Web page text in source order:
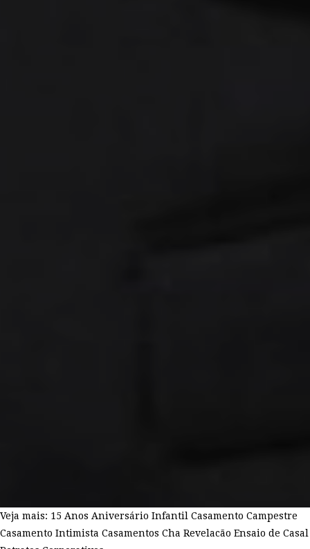
Veja mais: 15 Anos Aniversário Infantil Casamento Campestre
Casamento Intimista Casamentos Cha Revelacão Ensaio de Casal